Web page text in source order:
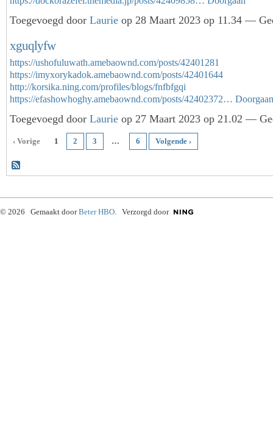
Toegevoegd door Laurie op 28 Maart 2023 op 11.34 —
xguqlyfw
https://ushofuluwath.amebaownd.com/posts/42401281
https://imyxorykadok.amebaownd.com/posts/42401644
http://korsika.ning.com/profiles/blogs/fnfbfgqi
https://efashowhoghy.amebaownd.com/posts/42402372… Doorgaan
Toegevoegd door Laurie op 27 Maart 2023 op 21.02 —
‹ Vorige 1 2 3 … 6 Volgende ›
© 2026 Gemaakt doorBeter HBO. Verzorgd door